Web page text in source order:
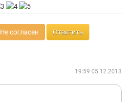
Не согласен Ответить
19:59 05.12.2013